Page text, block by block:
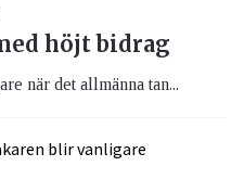
höjt bidrag
när det allmänna tan...